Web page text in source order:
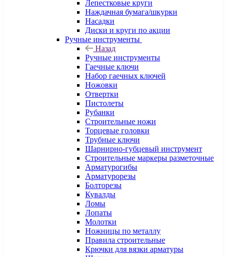
Лепестковые круги
Наждачная бумага/шкурки
Насадки
Диски и круги по акции
Ручные инструменты
Назад
Ручные инструменты
Гаечные ключи
Набор гаечных ключей
Ножовки
Отвертки
Пистолеты
Рубанки
Строительные ножи
Торцевые головки
Трубные ключи
Шарнирно-губцевый инструмент
Строительные маркеры разметочные
Арматурогибы
Арматурорезы
Болторезы
Кувалды
Ломы
Лопаты
Молотки
Ножницы по металлу
Правила строительные
Крючки для вязки арматуры